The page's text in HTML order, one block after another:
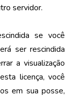
servidor.
se você
ser rescindida
a visualização
licença, você
em sua posse,